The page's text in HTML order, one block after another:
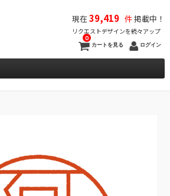
現在39,419 件掲載中！
リクエストデザインを続々アップ
カートを見る
0
ログイン